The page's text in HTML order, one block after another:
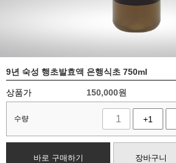
9년 숙성 행초발효액 은행식초 750ml
상품가 150,000원
수량 +1
바로 구매하기 장바구니